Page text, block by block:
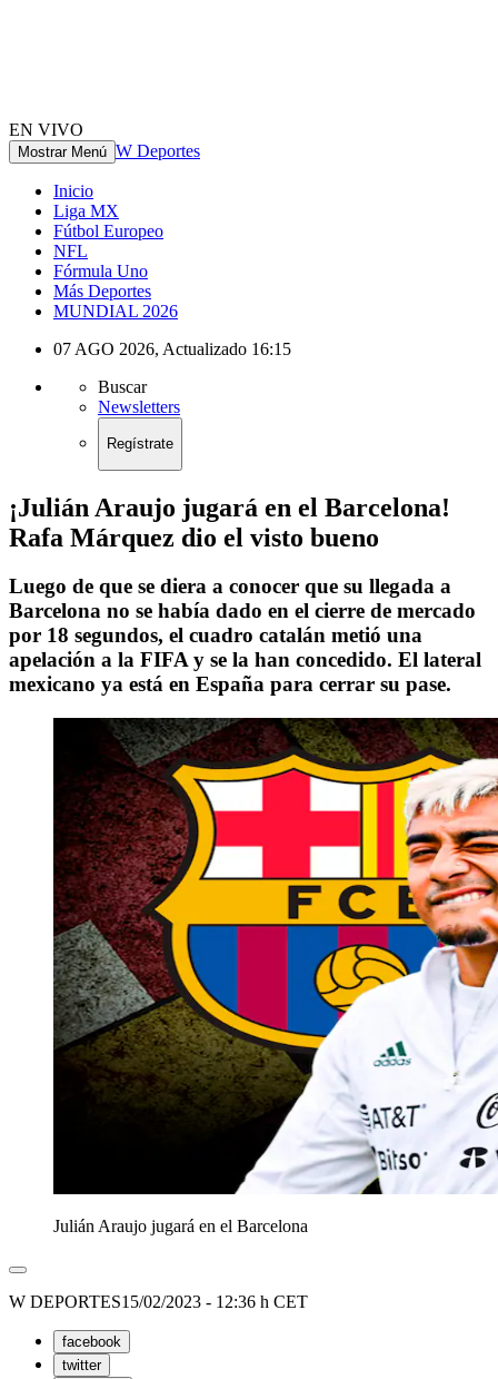
EN VIVO
Mostrar Menú W Deportes
Inicio
Liga MX
Fútbol Europeo
NFL
Fórmula Uno
Más Deportes
MUNDIAL 2026
07 AGO 2026, Actualizado 16:15
Buscar
Newsletters
Regístrate
¡Julián Araujo jugará en el Barcelona!
Rafa Márquez dio el visto bueno
Luego de que se diera a conocer que su llegada a
Barcelona no se había dado en el cierre de mercado
por 18 segundos, el cuadro catalán metió una
apelación a la FIFA y se la han concedido. El lateral
mexicano ya está en España para cerrar su pase.
Julián Araujo jugará en el Barcelona
W DEPORTES15/02/2023 - 12:36 h CET
facebook
twitter